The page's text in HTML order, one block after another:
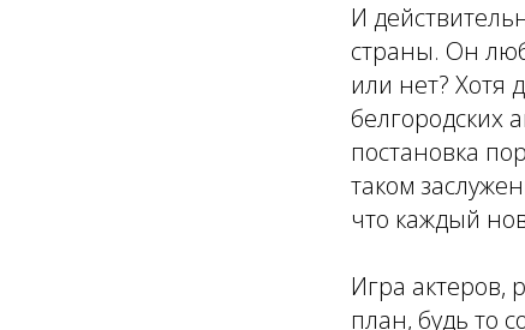
И
страны. Он
или нет? Хотя
белгородских
постановка
таком
что каждый
Игра актеров,
план, будь то